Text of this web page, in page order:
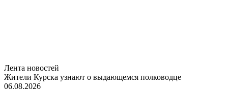
Лента новостей
Жители Курска узнают о выдающемся полководце
06.08.2026